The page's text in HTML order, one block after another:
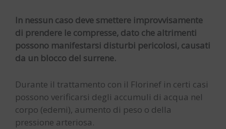
In nessun caso deve smettere improvvisamente
di prendere le compresse, dato che altrimenti
possono manifestarsi disturbi pericolosi, causati
da un blocco del surrene.
Durante il trattamento con il Florinef in certi casi
possono verificarsi degli accumuli di acqua nel
corpo (edemi), aumento di peso o della
pressione arteriosa.